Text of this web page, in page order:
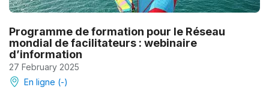
Programme de formation pour le Réseau
mondial de facilitateurs : webinaire
d’information
27 February 2025
En ligne (-)